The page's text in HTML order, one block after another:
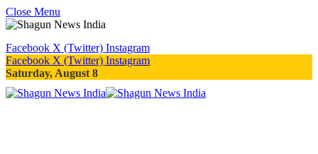
Close Menu
Facebook X (Twitter) Instagram
Facebook X (Twitter) Instagram
Saturday, August 8